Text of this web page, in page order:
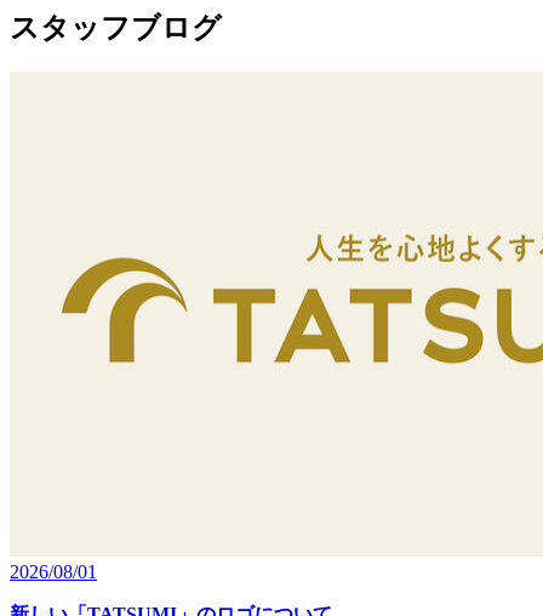
スタッフブログ
2026/08/01